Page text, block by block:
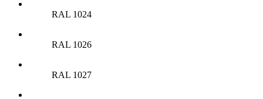
RAL 1024
RAL 1026
RAL 1027